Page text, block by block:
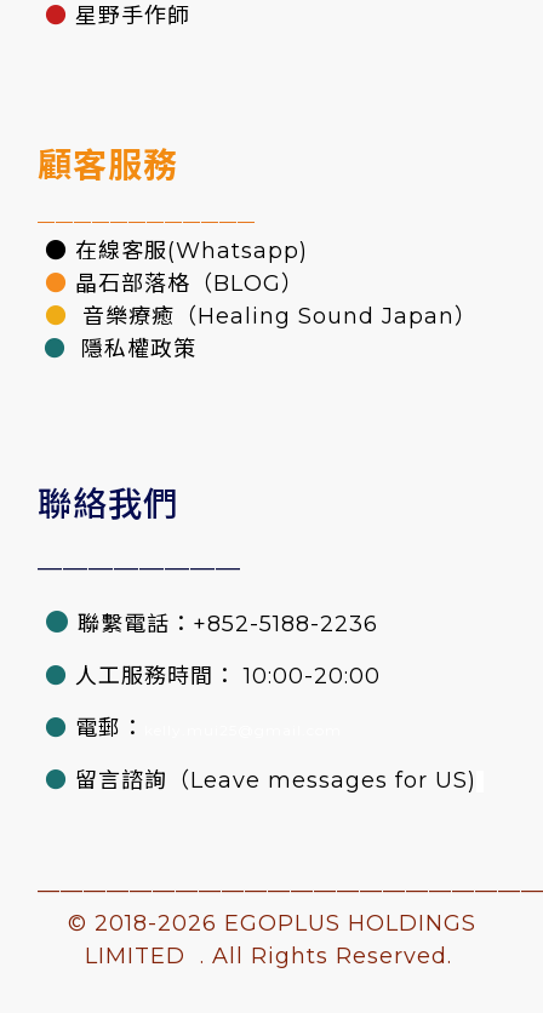
● 星野手作師
顧客服務
————————————
● 在線客服(Whatsapp)
● 晶石部落格（BLOG）
●
音樂療癒（Healing Sound Japan）
●
隱私權政策
聯絡我們
————————
● 聯繫電話：+852-5188-2236
● 人工服務時間： 10:00-20:00
● 電郵：
● 留言諮詢 （Leave messages for US)
© 2018-2026 EGOPLUS HOLDINGS
LIMITED . All Rights Reserved.